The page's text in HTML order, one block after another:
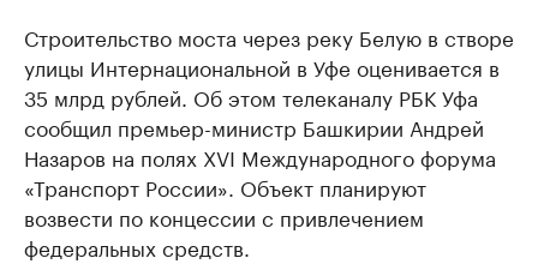
Строительство моста через реку Белую в створе
улицы Интернациональной в Уфе оценивается в
35 млрд рублей. Об этом телеканалу РБК Уфа
сообщил премьер-министр Башкирии Андрей
Назаров на полях XVI Международного форума
«Транспорт России». Объект планируют
возвести по концессии с привлечением
федеральных средств.